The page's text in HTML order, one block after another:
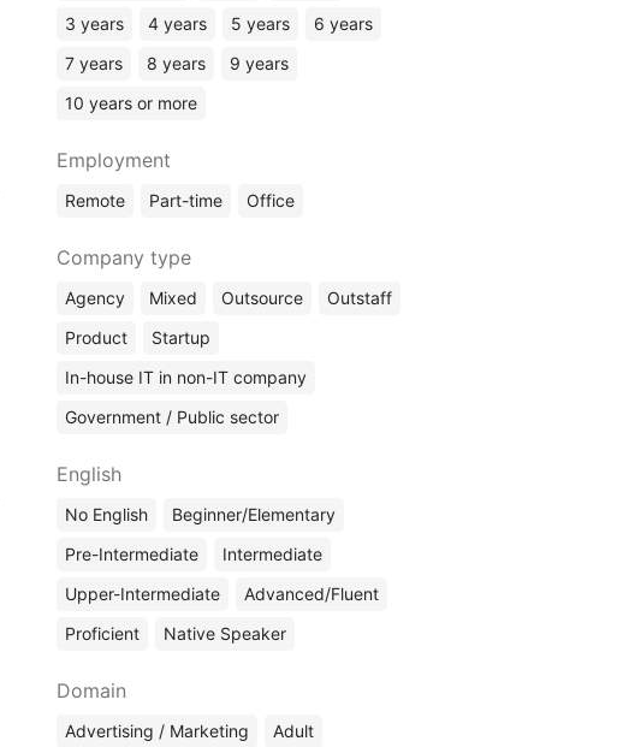
3 years
4 years 5 years
6 years
7 years
8 years
9 years
10 years or more
Employment
Remote Part-time Office
Company type
Agency Mixed Outsource
Outstaff
Product
Startup
In-house IT in non-IT company
Government / Public sector
English
No English
Beginner/Elementary
Pre-Intermediate
Intermediate
Upper-Intermediate
Advanced/Fluent
Proficient
Native Speaker
Domain
Advertising / Marketing
Adult